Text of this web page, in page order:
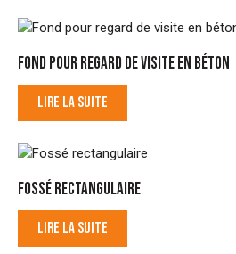
FOND POUR REGARD DE VISITE EN BÉTON
LIRE LA SUITE
FOSSÉ RECTANGULAIRE
LIRE LA SUITE